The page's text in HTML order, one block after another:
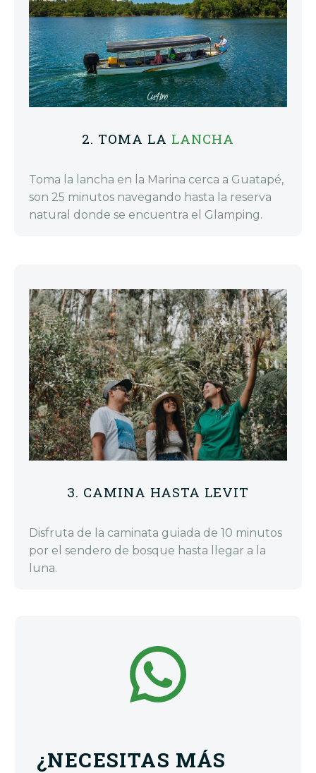
2. TOMA LA LANCHA
Toma la lancha en la Marina cerca a Guatapé,
son 25 minutos navegando hasta la reserva
natural donde se encuentra el Glamping.
3. CAMINA HASTA LEVIT
Disfruta de la caminata guiada de 10 minutos
por el sendero de bosque hasta llegar a la
luna.
¿NECESITAS MÁS